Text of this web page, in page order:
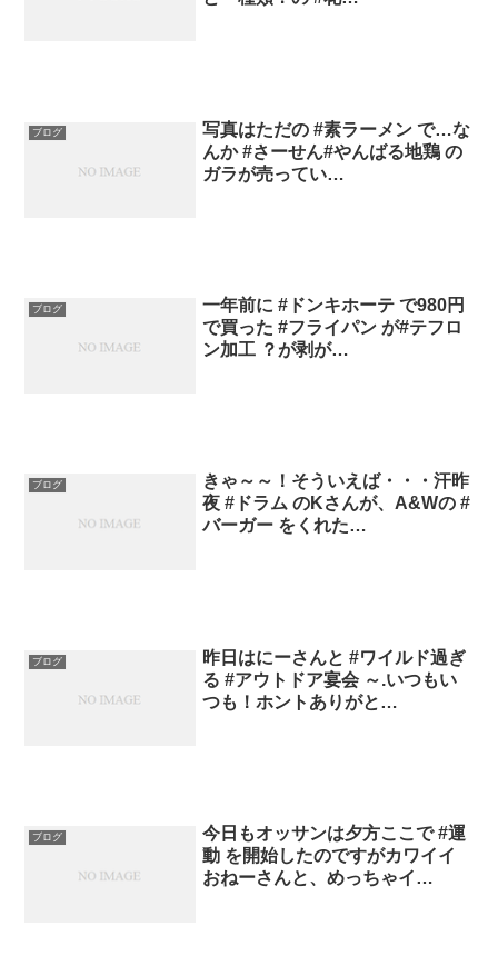
ブログ
写真はただの #素ラーメン で…な
んか #さーせん#やんばる地鶏 の
ガラが売ってい…
ブログ
一年前に #ドンキホーテ で980円
で買った #フライパン が#テフロ
ン加工 ？が剥が…
ブログ
きゃ～～！そういえば・・・汗昨
夜 #ドラム のKさんが、A&Wの #
バーガー をくれた…
ブログ
昨日はにーさんと #ワイルド過ぎ
る #アウトドア宴会 ～.いつもい
つも！ホントありがと…
ブログ
今日もオッサンは夕方ここで #運
動 を開始したのですがカワイイ
おねーさんと、めっちゃイ…